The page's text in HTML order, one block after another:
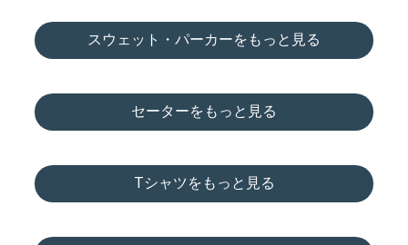
スウェット・パーカーをもっと見る
セーターをもっと見る
Tシャツをもっと見る